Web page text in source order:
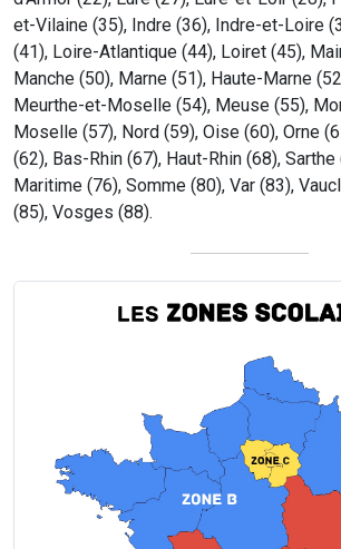
et-Vilaine (35), Indre (36), Indre-et-Loire
(41), Loire-Atlantique (44), Loiret (45),
Manche (50), Marne (51), Haute-Marne
Meurthe-et-Moselle (54), Meuse (55),
Moselle (57), Nord (59), Oise (60), Orne
(62), Bas-Rhin (67), Haut-Rhin (68),
Maritime (76), Somme (80), Var (83),
(85), Vosges (88).